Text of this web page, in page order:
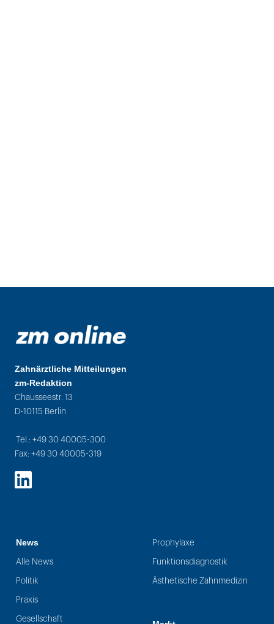
Zahnärztliche Mitteilungen
zm-Redaktion
Chausseestr. 13
D-10115 Berlin
Tel.: +49 30 40005-300
Fax: +49 30 40005-319
LinkedIn
News
Alle News
Politik
Praxis
Gesellschaft
Prophylaxe
Funktionsdiagnostik
Ästhetische Zahnmedizin